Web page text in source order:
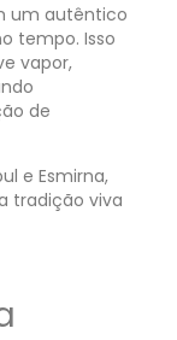
um autêntico
tempo. Isso
vapor,
de
e Esmirna,
tradição viva